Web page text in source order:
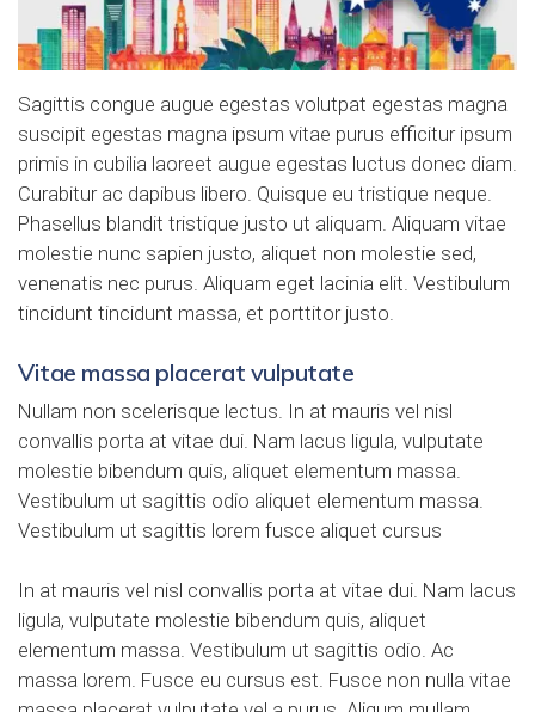
Sagittis congue augue egestas volutpat egestas magna
suscipit egestas magna ipsum vitae purus efficitur ipsum
primis in cubilia laoreet augue egestas luctus donec diam.
Curabitur ac dapibus libero. Quisque eu tristique neque.
Phasellus blandit tristique justo ut aliquam. Aliquam vitae
molestie nunc sapien justo, aliquet non molestie sed,
venenatis nec purus. Aliquam eget lacinia elit. Vestibulum
tincidunt tincidunt massa, et porttitor justo.
Vitae massa placerat vulputate
Nullam non scelerisque lectus. In at mauris vel nisl
convallis porta at vitae dui. Nam lacus ligula, vulputate
molestie bibendum quis, aliquet elementum massa.
Vestibulum ut sagittis odio aliquet elementum massa.
Vestibulum ut sagittis lorem fusce aliquet cursus
In at mauris vel nisl convallis porta at vitae dui. Nam lacus
ligula, vulputate molestie bibendum quis, aliquet
elementum massa. Vestibulum ut sagittis odio. Ac
massa lorem. Fusce eu cursus est. Fusce non nulla vitae